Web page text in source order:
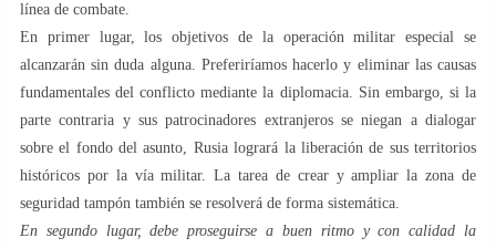
línea de combate.
En primer lugar, los objetivos de la operación militar especial se
alcanzarán sin duda alguna. Preferiríamos hacerlo y eliminar las causas
fundamentales del conflicto mediante la diplomacia. Sin embargo, si la
parte contraria y sus patrocinadores extranjeros se niegan a dialogar
sobre el fondo del asunto, Rusia logrará la liberación de sus territorios
históricos por la vía militar. La tarea de crear y ampliar la zona de
seguridad tampón también se resolverá de forma sistemática.
En segundo lugar, debe proseguirse a buen ritmo y con calidad la